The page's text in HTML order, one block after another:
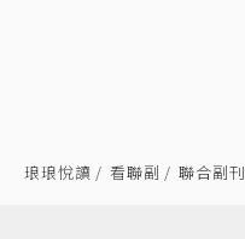
琅琅悅讀 看聯副 聯合副刊